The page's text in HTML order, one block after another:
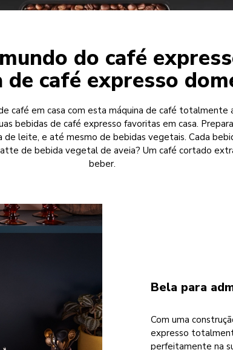
do café
de café expresso
café em casa com esta máquina de café totalmente
bebidas de café expresso favoritas em casa.
leite, e até mesmo de bebidas vegetais. Cada
de bebida vegetal de aveia? Um café cortado
beber.
Bela para
Com uma
expresso
perfeitamente na